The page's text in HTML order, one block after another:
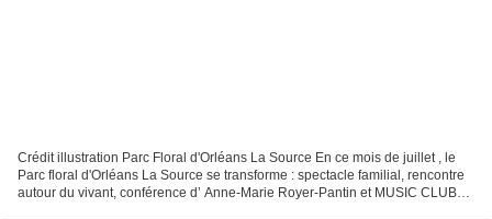
Crédit illustration Parc Floral d'Orléans La Source En ce mois de juillet , le
Parc floral d'Orléans La Source se transforme : spectacle familial, rencontre
autour du vivant, conférence d’ Anne-Marie Royer-Pantin et MUSIC CLUB